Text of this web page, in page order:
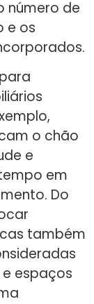
número de
e os
o chão
e
em
Do
também
espaços